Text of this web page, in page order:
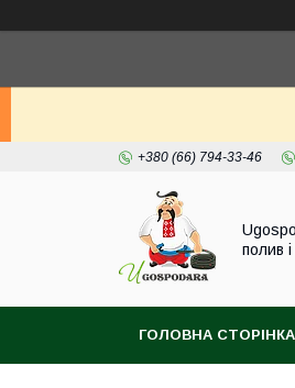
+380 (66) 794-33-46
полив
ГОЛОВНА СТОРІНКА